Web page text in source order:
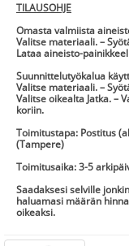
TILAUSOHJE
Omasta valmiista
Valitse materiaali. –
Lataa aineisto-
Suunnittelutyökalua
Valitse materiaali. –
Valitse oikealta Jatka. –
koriin.
Toimitustapa: Postitus
(Tampere)
Toimitusaika: 3-5
Saadaksesi selville
haluamasi määrän
oikeaksi.